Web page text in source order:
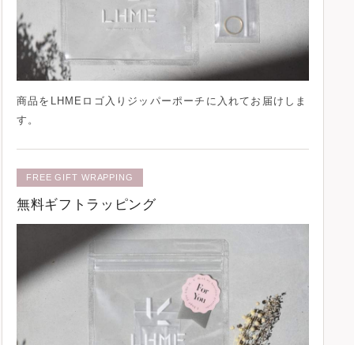
商品を LHMEロゴ入りジッパーポーチ に入れてお届けしま
す。
FREE GIFT WRAPPING
無料ギフトラッピング